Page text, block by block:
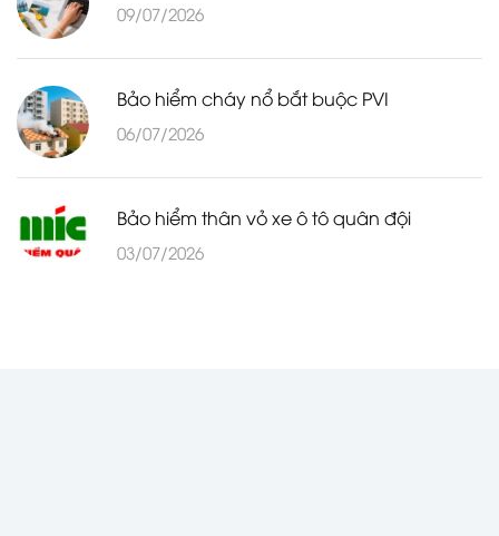
09/07/2026
Bảo hiểm cháy nổ bắt buộc PVI
06/07/2026
Bảo hiểm thân vỏ xe ô tô quân đội
03/07/2026